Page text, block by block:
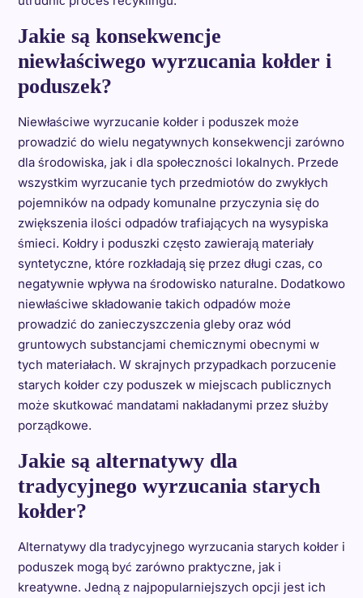
Jakie są konsekwencje
niewłaściwego wyrzucania kołder i
poduszek?
Niewłaściwe wyrzucanie kołder i poduszek może
prowadzić do wielu negatywnych konsekwencji zarówno
dla środowiska, jak i dla społeczności lokalnych. Przede
wszystkim wyrzucanie tych przedmiotów do zwykłych
pojemników na odpady komunalne przyczynia się do
zwiększenia ilości odpadów trafiających na wysypiska
śmieci. Kołdry i poduszki często zawierają materiały
syntetyczne, które rozkładają się przez długi czas, co
negatywnie wpływa na środowisko naturalne. Dodatkowo
niewłaściwe składowanie takich odpadów może
prowadzić do zanieczyszczenia gleby oraz wód
gruntowych substancjami chemicznymi obecnymi w
tych materiałach. W skrajnych przypadkach porzucenie
starych kołder czy poduszek w miejscach publicznych
może skutkować mandatami nakładanymi przez służby
porządkowe.
Jakie są alternatywy dla
tradycyjnego wyrzucania starych
kołder?
Alternatywy dla tradycyjnego wyrzucania starych kołder i
poduszek mogą być zarówno praktyczne, jak i
kreatywne. Jedną z najpopularniejszych opcji jest ich